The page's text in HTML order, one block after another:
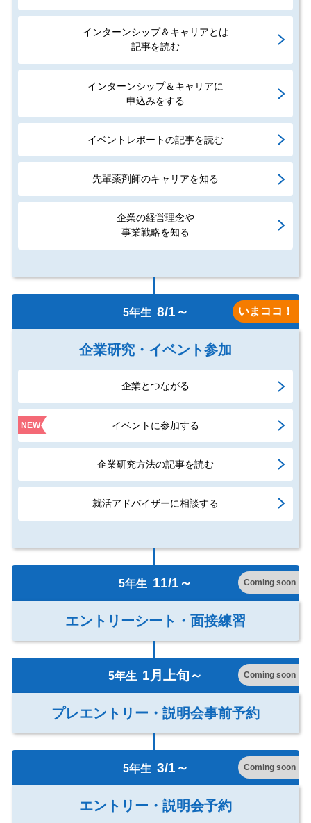
インターンシップ＆キャリアとは
記事を読む
インターンシップ＆キャリアに
申込みをする
イベントレポートの記事を読む
先輩薬剤師のキャリアを知る
企業の経営理念や
事業戦略を知る
5年生 8/1～ いまココ！
企業研究・イベント参加
企業とつながる
イベントに参加する
NEW
企業研究方法の記事を読む
就活アドバイザーに相談する
5年生 11/1～ Coming soon
エントリーシート・面接練習
5年生 1月上旬～ Coming soon
プレエントリー・説明会事前予約
5年生 3/1～ Coming soon
エントリー・説明会予約